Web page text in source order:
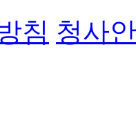
침 청사